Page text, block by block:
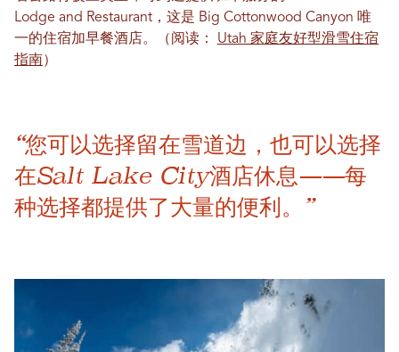
Lodge and Restaurant，这是 Big Cottonwood Canyon 唯
一的住宿加早餐酒店。（阅读： Utah 家庭友好型滑雪住宿
指南 ）
“您可以选择留在雪道边，也可以选择
在Salt Lake City酒店休息——每
种选择都提供了大量的便利。”